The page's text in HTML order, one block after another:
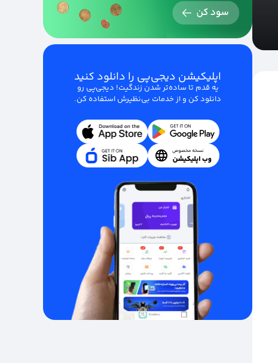
اپلیکیشن دیجی‌پی را دانلود کنید
یه قدم تا ساده‌تر شدن زندگیت! دیجی‌پی رو
دانلود کن و از خدمات بی‌نظیرش استفاده کن.